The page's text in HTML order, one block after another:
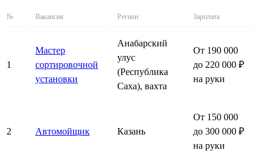
№ Вакансия Регион Зарплата
1
Мастер
сортировочной
установки
Анабарский
улус
(Республика
Саха), вахта
От 190 000
до 220 000 ₽
на руки
2 Автомойщик Казань
От 150 000
до 300 000 ₽
на руки